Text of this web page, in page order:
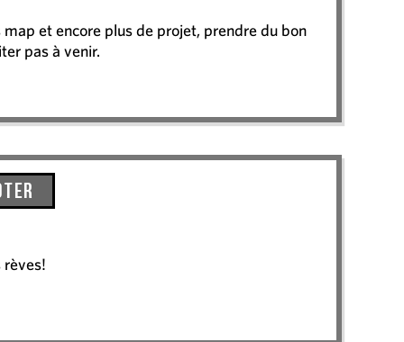
et encore plus de projet, prendre du bon
pas à venir.
rèves!